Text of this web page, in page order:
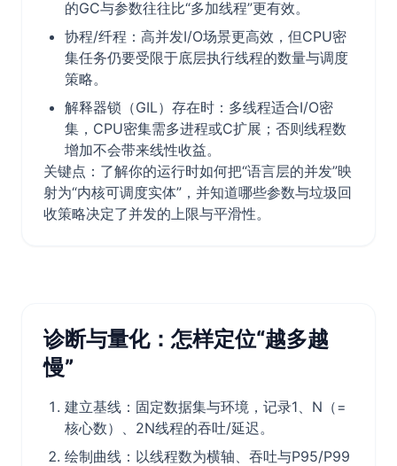
的GC与参数往往比“多加线程”更有效。
协程/纤程：高并发I/O场景更高效，但CPU密
集任务仍要受限于底层执行线程的数量与调度
策略。
解释器锁（GIL）存在时：多线程适合I/O密
集，CPU密集需多进程或C扩展；否则线程数
增加不会带来线性收益。
关键点：了解你的运行时如何把“语言层的并发”映
射为“内核可调度实体”，并知道哪些参数与垃圾回
收策略决定了并发的上限与平滑性。
诊断与量化：怎样定位“越多越
慢”
建立基线：固定数据集与环境，记录1、N（=
核心数）、2N线程的吞吐/延迟。
绘制曲线：以线程数为横轴、吞吐与P95/P99